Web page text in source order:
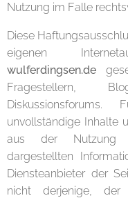
Nutzung im Falle
Diese
eigenen
wulferdingsen.de
Fragestellern,
unvollständige Inhalte
aus der Nutzung
dargestellten
Diensteanbieter der
nicht derjenige,